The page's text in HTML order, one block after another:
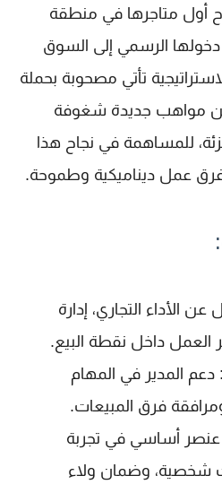
أول متاجرها في منطقة
دخولها الرسمي إلى السوق
تأتي مصحوبة بحملة
مواهب جديدة شغوفة
للمساهمة في نجاح هذا
فرق عمل ديناميكية وطموحة.
الأداء التجاري، إدارة
داخل نقطة البيع.
: دعم المدير في المهام
ومرافقة فرق المبيعات.
أساسي في تجربة
شخصية، وضمان ولاء